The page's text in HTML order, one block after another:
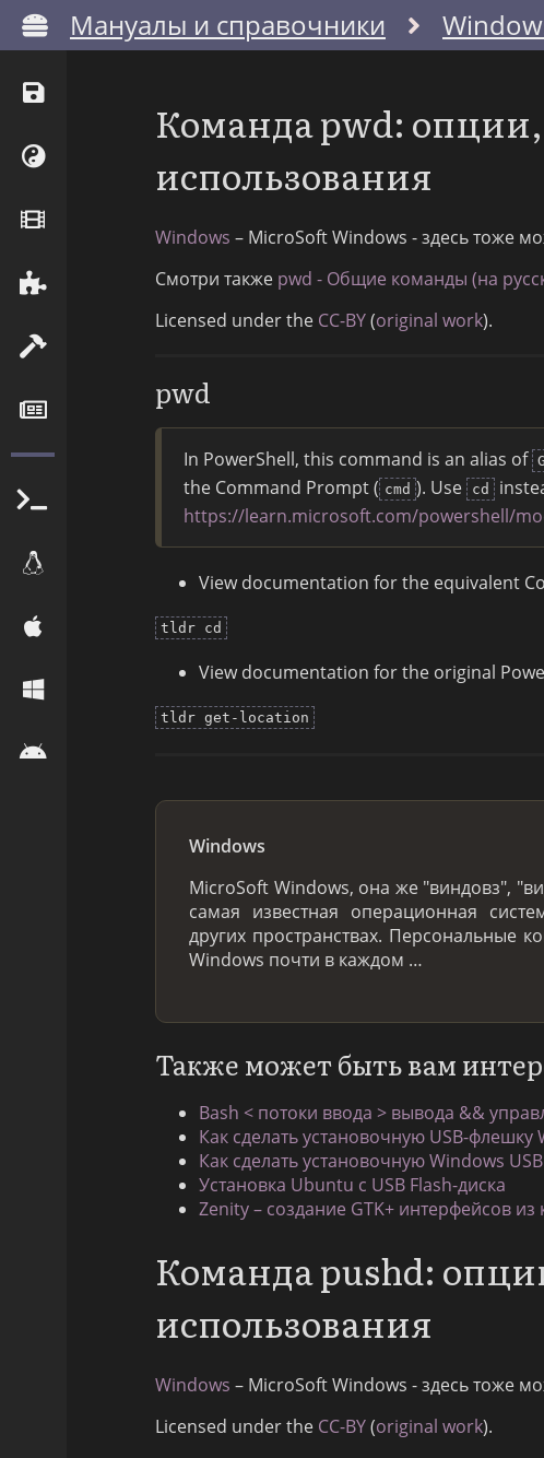
Мануалы и справочники
Команда pwd:
использования
Windows – MicroSoft Windows - здесь тоже
Смотри также pwd - Общие команды (на
Licensed under the CC-BY(original work).
pwd
In PowerShell, this command is an alias of
the Command Prompt ( cmd ). Use cd
https://learn.microsoft.com/powershell/
View documentation for the equivalent
tldr cd
View documentation for the original
tldr get-location
Windows
MicroSoft Windows, она же "виндовз",
самая известная операционная
других пространствах. Персональные
Windows почти в каждом …
Также может быть вам
Bash < потоки ввода > вывода &&
Как сделать установочную USB-
Как сделать установочную Windows
Установка Ubuntu с USB Flash-диска
Zenity – создание GTK+ интерфейсов из
Команда pushd:
использования
Windows – MicroSoft Windows - здесь тоже
Licensed under the CC-BY(original work).